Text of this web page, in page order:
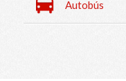
Autobús